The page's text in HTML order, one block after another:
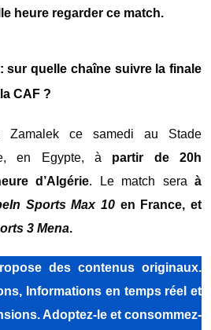
heure regarder ce match.
sur quelle chaîne suivre la finale
CAF ?
Zamalek ce samedi au Stade
en Egypte, à partir de 20h
d’Algérie. Le match sera à
Sports Max 10en France, et
3 Mena.
des contenus originaux.
Informations en temps réel et
Adoptez-le et consommez-